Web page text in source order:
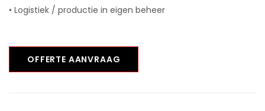
• Logistiek / productie in eigen beheer
OFFERTE AANVRAAG